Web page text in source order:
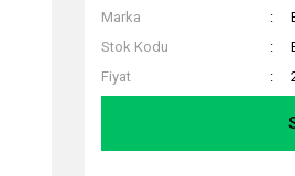
Marka
Stok Kodu
Fiyat